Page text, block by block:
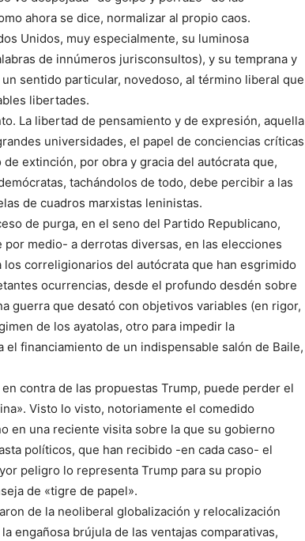
ahora se dice, normalizar al propio caos.
Unidos, muy especialmente, su luminosa
de innúmeros jurisconsultos), y su temprana y
sentido particular, novedoso, al término liberal que
libertades.
La libertad de pensamiento y de expresión, aquella
universidades, el papel de conciencias críticas
extinción, por obra y gracia del autócrata que,
tachándolos de todo, debe percibir a las
de cuadros marxistas leninistas.
de purga, en el seno del Partido Republicano,
medio- a derrotas diversas, en las elecciones
correligionarios del autócrata que han esgrimido
ocurrencias, desde el profundo desdén sobre
guerra que desató con objetivos variables (en rigor,
de los ayatolas, otro para impedir la
financiamiento de un indispensable salón de Baile,
contra de las propuestas Trump, puede perder el
Visto lo visto, notoriamente el comedido
en una reciente visita sobre la que su gobierno
políticos, que han recibido -en cada caso- el
peligro lo representa Trump para su propio
de «tigre de papel».
de la neoliberal globalización y relocalización
engañosa brújula de las ventajas comparativas,